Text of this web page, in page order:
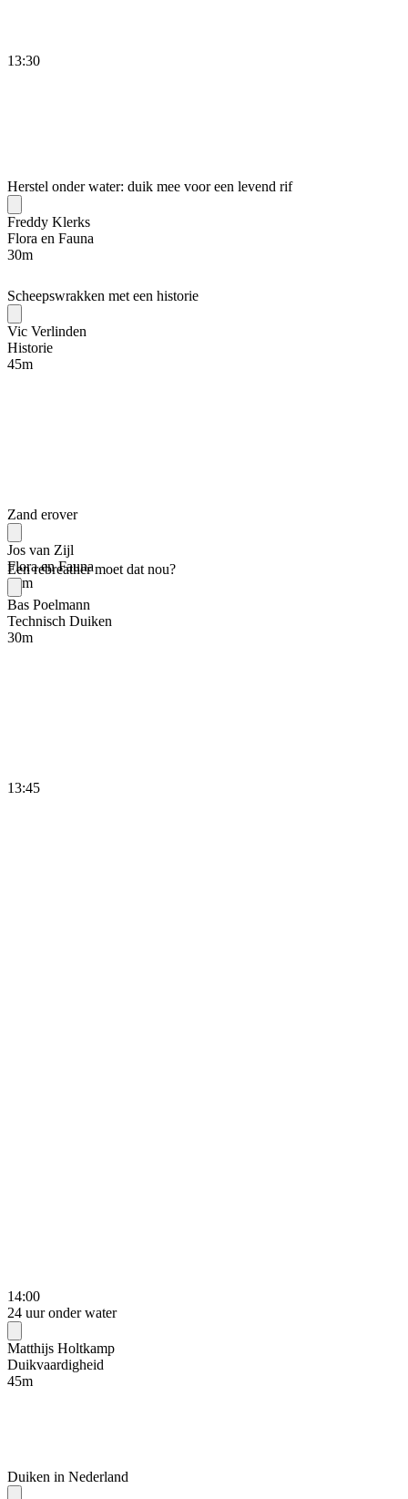
13:30
Herstel onder water: duik mee voor een levend rif
Freddy Klerks
Flora en Fauna
30m
Scheepswrakken met een historie
Vic Verlinden
Historie
45m
Zand erover
Jos van Zijl
Flora en Fauna
15m
Een rebreather moet dat nou?
Bas Poelmann
Technisch Duiken
30m
13:45
14:00
24 uur onder water
Matthijs Holtkamp
Duikvaardigheid
45m
Duiken in Nederland